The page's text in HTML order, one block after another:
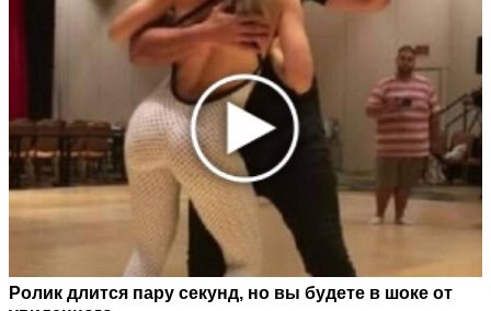
Ролик длится пару секунд, но вы будете в шоке от